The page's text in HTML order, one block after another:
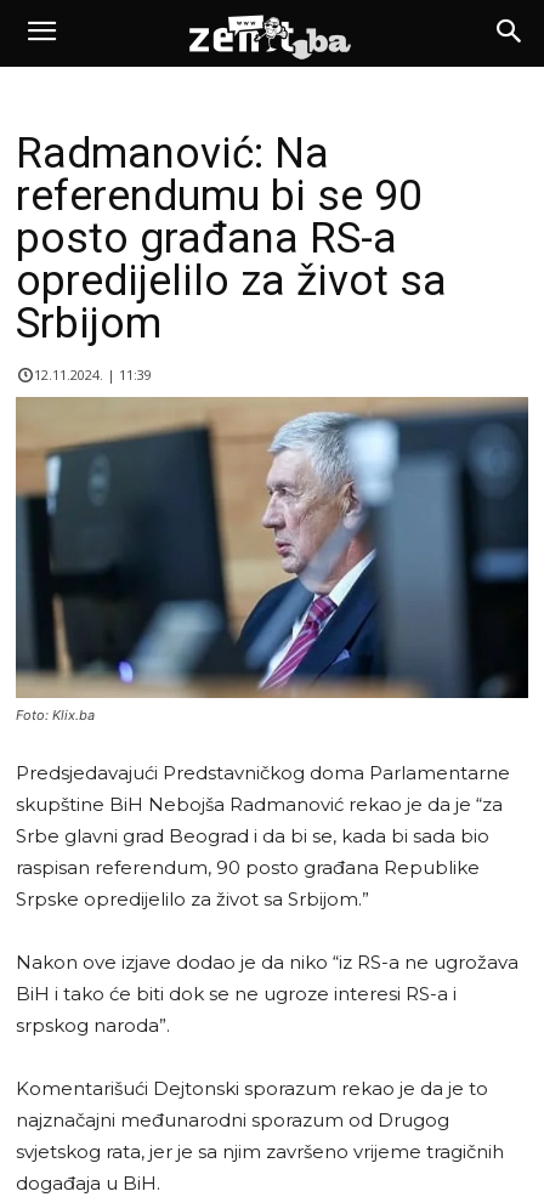
Radmanović: Na
referendumu bi se 90
posto građana RS-a
opredijelilo za život sa
Srbijom
12.11.2024. | 11:39
Foto: Klix.ba
Predsjedavajući Predstavničkog doma Parlamentarne
skupštine BiH Nebojša Radmanović rekao je da je “za
Srbe glavni grad Beograd i da bi se, kada bi sada bio
raspisan referendum, 90 posto građana Republike
Srpske opredijelilo za život sa Srbijom.”
Nakon ove izjave dodao je da niko “iz RS-a ne ugrožava
BiH i tako će biti dok se ne ugroze interesi RS-a i
srpskog naroda”.
Komentarišući Dejtonski sporazum rekao je da je to
najznačajni međunarodni sporazum od Drugog
svjetskog rata, jer je sa njim završeno vrijeme tragičnih
događaja u BiH.